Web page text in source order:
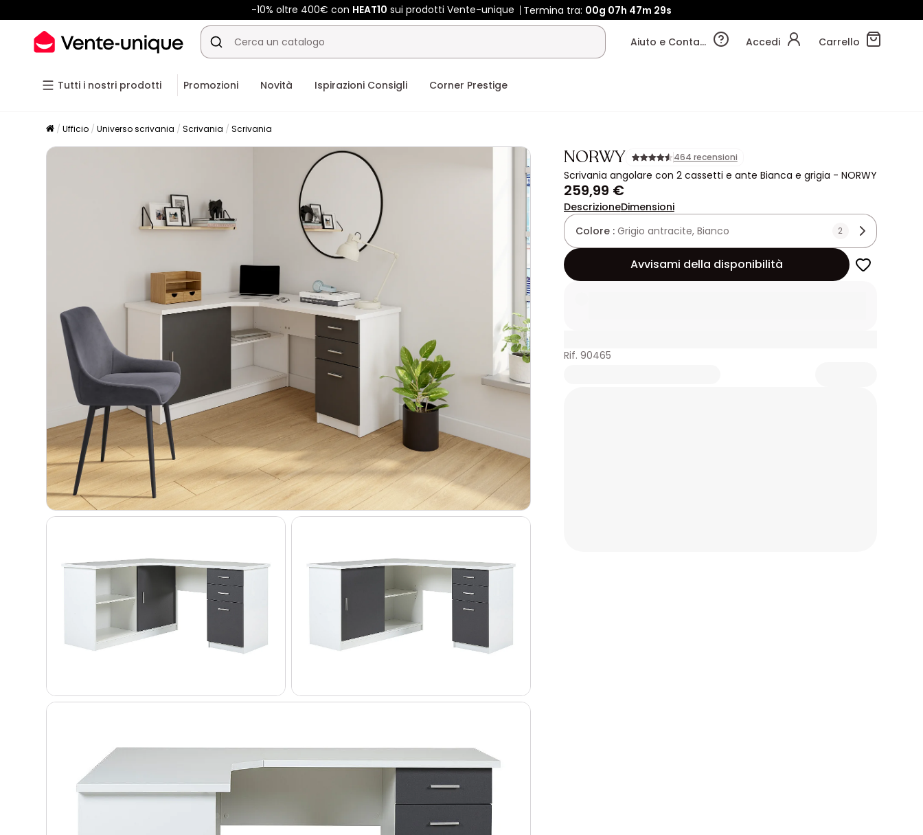
-10% oltre 400€ con HEAT10 sui prodotti Vente-unique Termina tra: 00g 07h 47m 27s
Aiuto e Contatti Accedi Carrello
Tutti i nostri prodotti Promozioni Novità Ispirazioni Consigli Corner Prestige
Ufficio Universo scrivania Scrivania Scrivania
NORWY 464 recensioni
Scrivania angolare con 2 cassetti e ante Bianca e grigia - NORWY
259,99 €
DescrizioneDimensioni
Colore : Grigio antracite, Bianco 2
Avvisami della disponibilità
Rif. 90465